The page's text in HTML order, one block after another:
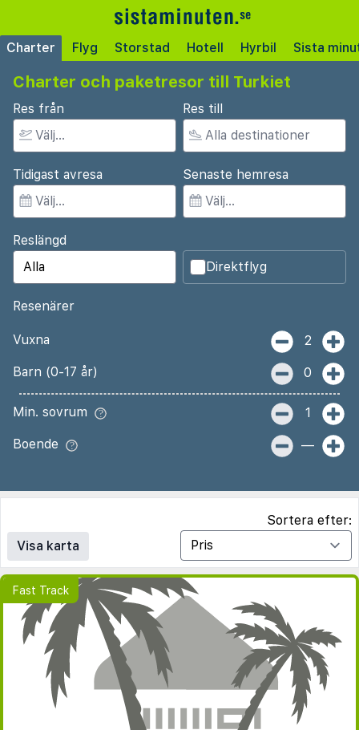
Charter Flyg Storstad Hotell Hyrbil Sista
Charter och paketresor till Turkiet
Res från Res till
Tidigast avresa Senaste hemresa
Reslängd
Direktflyg
Resenärer
Vuxna 2
Barn (0-17 år) 0
Min. sovrum 1
Boende —
Visa karta
Sortera efter: